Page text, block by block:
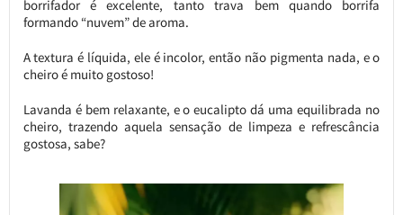
borrifador é excelente, tanto trava bem quando borrifa
formando “nuvem” de aroma.
A textura é líquida, ele é incolor, então não pigmenta nada, e o
cheiro é muito gostoso!
Lavanda é bem relaxante, e o eucalipto dá uma equilibrada no
cheiro, trazendo aquela sensação de limpeza e refrescância
gostosa, sabe?